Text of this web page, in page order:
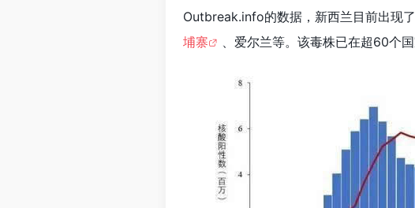
Outbreak.info的数据，新西兰目前出现
埔寨
、爱尔兰等。该毒株已在超60个